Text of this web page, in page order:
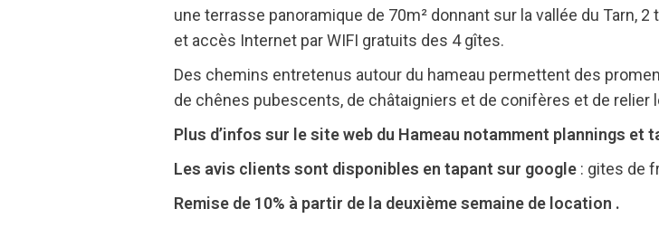
une terrasse panoramique de 70m² donnant sur la vallée du Tarn,
et accès Internet par WIFI gratuits des 4 gîtes.
Des chemins entretenus autour du hameau permettent des
de chênes pubescents, de châtaigniers et de conifères et de relier
Plus d’infos sur le site web du Hameau notamment plannings et
Les avis clients sont disponibles en tapant sur google : gites de
Remise de 10% à partir de la deuxième semaine de location .